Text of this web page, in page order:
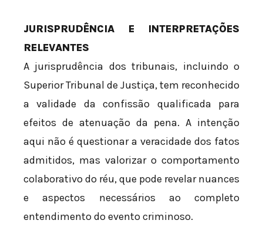
JURISPRUDÊNCIA E INTERPRETAÇÕES
RELEVANTES
A jurisprudência dos tribunais, incluindo o
Superior Tribunal de Justiça, tem reconhecido
a validade da confissão qualificada para
efeitos de atenuação da pena. A intenção
aqui não é questionar a veracidade dos fatos
admitidos, mas valorizar o comportamento
colaborativo do réu, que pode revelar nuances
e aspectos necessários ao completo
entendimento do evento criminoso.